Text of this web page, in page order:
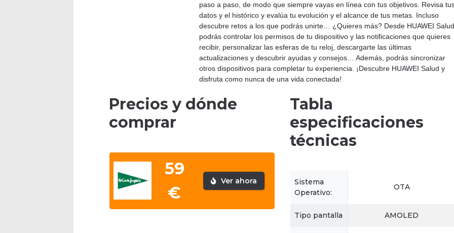
paso a paso, de modo que siempre vayas en línea con tus objetivos. Revisa
datos y el histórico y evalúa tu evolución y el alcance de tus metas. Incluso
descubre retos a los que podrás unirte… ¿Quieres más? Desde HUAWEI Salud
podrás controlar los permisos de tu dispositivo y las notificaciones que quieres
recibir, personalizar las esferas de tu reloj, descargarte las últimas
actualizaciones y descubrir ayudas y consejos… Además, podrás sincronizar
otros dispositivos para completar tu experiencia. ¡Descubre HUAWEI Salud y
disfruta como nunca de una vida conectada!
Precios y dónde
comprar
59
€
Ver ahora
Tabla
especificaciones
técnicas
Sistema
Operativo:
OTA
Tipo pantalla AMOLED